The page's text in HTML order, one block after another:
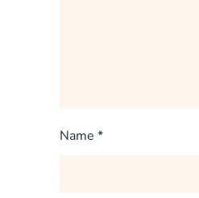
Name *